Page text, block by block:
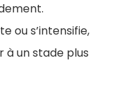
ou s’intensifie,
à un stade plus